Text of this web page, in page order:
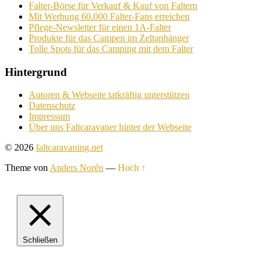
Falter-Börse für Verkauf & Kauf von Faltern
Mit Werbung 60.000 Falter-Fans erreichen
Pflege-Newsletter für einen 1A-Falter
Produkte für das Campen im Zeltanhänger
Tolle Spots für das Camping mit dem Falter
Hintergrund
Autoren & Webseite tatkräftig unterstützen
Datenschutz
Impressum
Über uns Faltcaravaner hinter der Webseite
© 2026 faltcaravaning.net
Theme vonAnders Norén — Hoch ↑
Schließen